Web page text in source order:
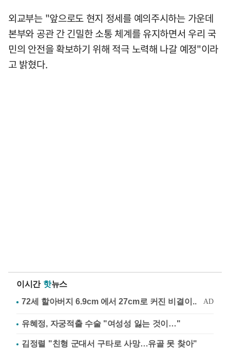
외교부는 "앞으로도 현지 정세를 예의주시하는 가운데
본부와 공관 간 긴밀한 소통 체계를 유지하면서 우리 국
민의 안전을 확보하기 위해 적극 노력해 나갈 예정"이라
고 밝혔다.
이시간 핫뉴스
유혜정, 자궁적출 수술 "여성성 잃는 것이…"
김정렬 "친형 군대서 구타로 사망…유골 못 찾아"